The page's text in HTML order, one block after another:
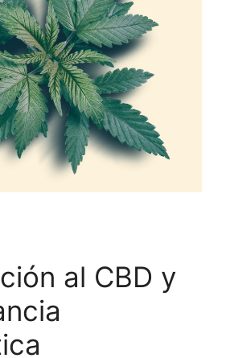
al CBD y